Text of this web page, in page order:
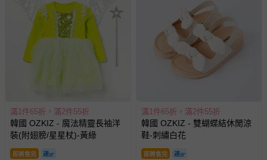
滿1件65折，滿2件55折
韓國 OZKIZ - 魔法精靈長袖洋
裝(附翅膀/星星杖)-黃綠
即將售完
滿1件65折，滿2件55折
韓國 OZKIZ - 雙蝴蝶結休閒涼
鞋-刺繡白花
即將售完